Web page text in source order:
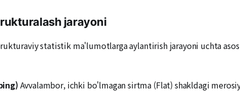
jarayoni
statistik ma'lumotlarga aylantirish jarayoni uchta
Avvalambor, ichki bo'lmagan sirtma (Flat) shakldagi